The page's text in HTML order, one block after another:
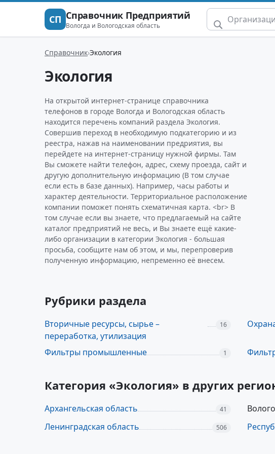
СП Справочник Предприятий
Вологда и Вологодская область
Справочник Экология
Экология
На открытой интернет-странице справочника
телефонов в городе Вологда и Вологодская область
находится перечень компаний раздела Экология.
Совершив переход в необходимую подкатегорию и из
реестра, нажав на наименовании предриятия, вы
перейдете на интернет-страницу нужной фирмы. Там
Вы сможете найти телефон, адрес, схему проезда, сайт и
другую дополнительную информацию (В том случае
если есть в базе данных). Например, часы работы и
характер деятельности. Территориальное расположение
компании поможет понять схематичная карта. <br> В
том случае если вы знаете, что предлагаемый на сайте
каталог предприятий не весь, и Вы знаете ещё какие-
либо организации в категории Экология - большая
просьба, сообщите нам об этом, и мы, перепроверив
полученную информацию, непременно её внесем.
Рубрики раздела
Вторичные ресурсы, сырье –
переработка, утилизация
16
Фильтры промышленные 1
Категория «Экология» в других
Архангельская область 41
Ленинградская область 506